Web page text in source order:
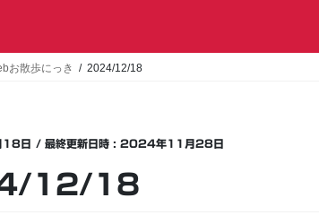
お散歩にっき 2024/12/18
日 / 最終更新日時 : 2024年11月28日
12/18